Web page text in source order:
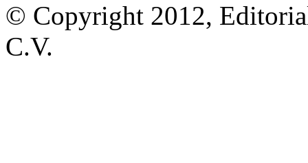
© Copyright 2012,
C.V.